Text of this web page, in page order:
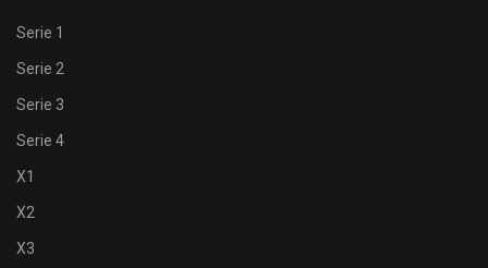
Serie 1
Serie 2
Serie 3
Serie 4
X1
X2
X3